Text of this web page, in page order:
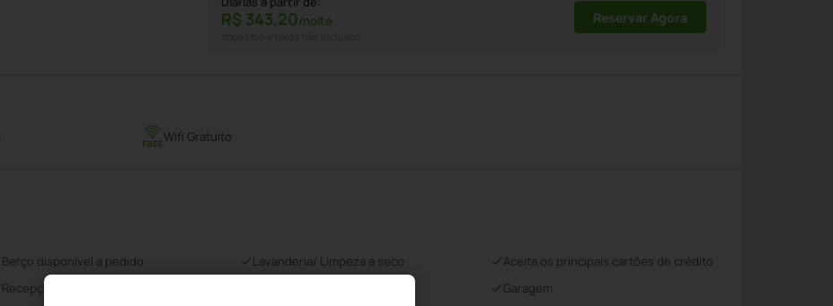
R$ 343,20/noite Reservar Agora
Wifi Gratuito
Berço disponivel a pedido Lavanderia/ Limpeza a seco
Aceita os principais cartões de crédito
Recepção 24 horas
Garagem